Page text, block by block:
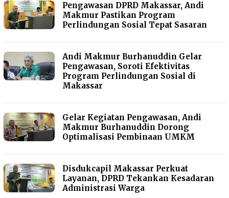
Pengawasan DPRD Makassar, Andi
Makmur Pastikan Program
Perlindungan Sosial Tepat Sasaran
Andi Makmur Burhanuddin Gelar
Pengawasan, Soroti Efektivitas
Program Perlindungan Sosial di
Makassar
Gelar Kegiatan Pengawasan, Andi
Makmur Burhanuddin Dorong
Optimalisasi Pembinaan UMKM
Disdukcapil Makassar Perkuat
Layanan, DPRD Tekankan Kesadaran
Administrasi Warga